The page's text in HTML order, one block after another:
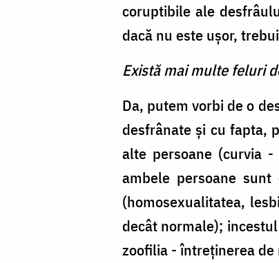
coruptibile ale
dacă nu este uşor,
Există mai multe feluri
Da, putem vorbi de o
desfrânate şi cu fapta,
alte persoane (curvia
ambele persoane
(homosexualitatea,
decât normale);
zoofilia - întreţinerea